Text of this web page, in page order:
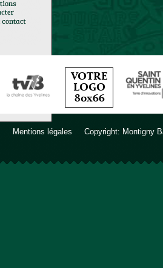
Mentions légales Copyright: Montigny